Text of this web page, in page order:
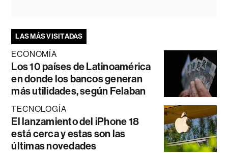
LAS MÁS VISITADAS
ECONOMÍA
Los 10 países de Latinoamérica
en donde los bancos generan
más utilidades, según Felaban
TECNOLOGÍA
El lanzamiento del iPhone 18
está cerca y estas son las
últimas novedades